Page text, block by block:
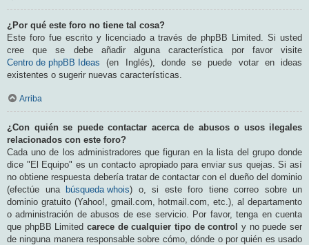
¿Por qué este foro no tiene tal cosa?
Este foro fue escrito y licenciado a través de phpBB Limited. Si usted
cree que se debe añadir alguna característica por favor visite
Centro de phpBB Ideas (en Inglés), donde se puede votar en ideas
existentes o sugerir nuevas características.
Arriba
¿Con quién se puede contactar acerca de abusos o usos ilegales
relacionados con este foro?
Cada uno de los administradores que figuran en la lista del grupo donde
dice "El Equipo" es un contacto apropiado para enviar sus quejas. Si así
no obtiene respuesta debería tratar de contactar con el dueño del dominio
(efectúe una
búsqueda whois) o, si este foro tiene correo sobre un
dominio gratuito (Yahoo!, gmail.com, hotmail.com, etc.), al departamento
o administración de abusos de ese servicio. Por favor, tenga en cuenta
que phpBB Limited carece de cualquier tipo de control y no puede ser
de ninguna manera responsable sobre cómo, dónde o por quién es usado